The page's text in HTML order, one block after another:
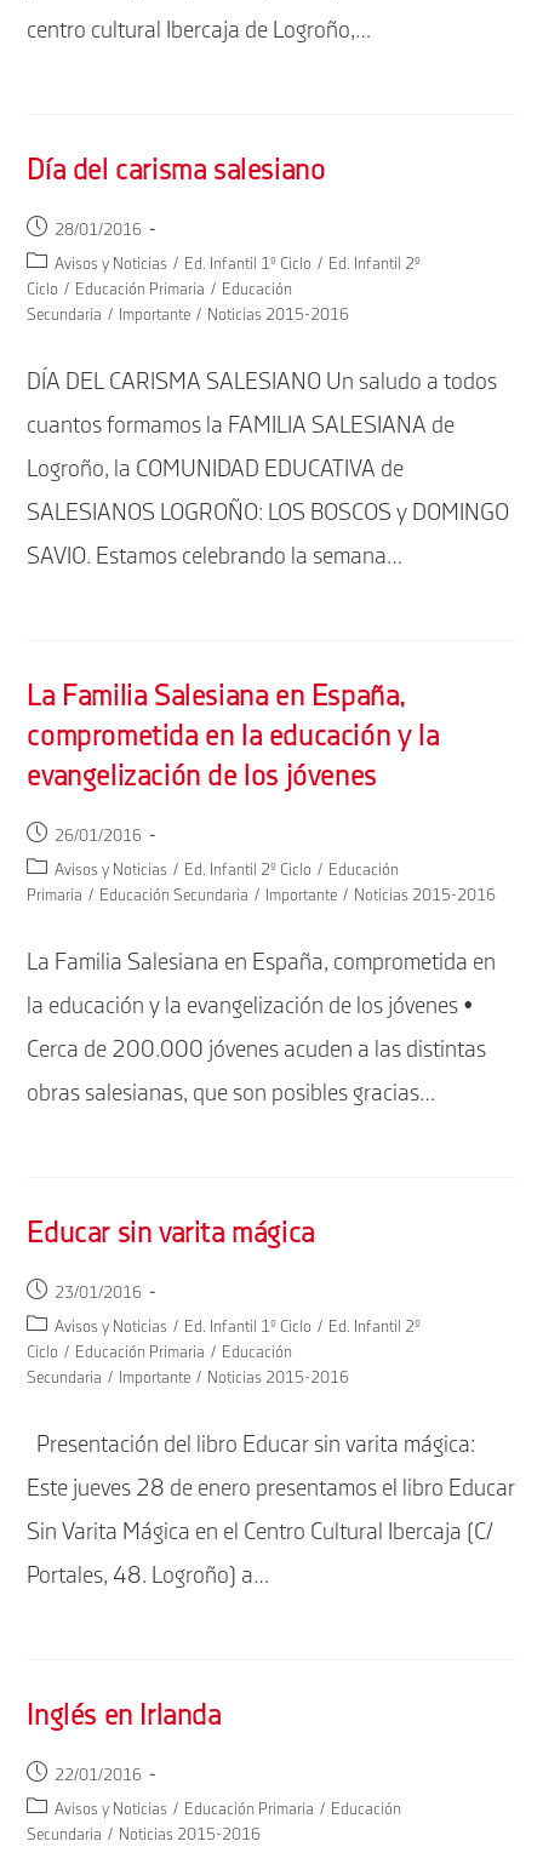
centro cultural Ibercaja de Logroño,…
Día del carisma salesiano
Publicación
de
28/01/2016
Categoría
de
la
Avisos y Noticias / Ed. Infantil 1º Ciclo / Ed. Infantil 2º
Ciclo / Educación Primaria / Educación
Secundaria / Importante / Noticias 2015-2016
DÍA DEL CARISMA SALESIANO Un saludo a todos
cuantos formamos la FAMILIA SALESIANA de
Logroño, la COMUNIDAD EDUCATIVA de
SALESIANOS LOGROÑO: LOS BOSCOS y DOMINGO
SAVIO. Estamos celebrando la semana…
La Familia Salesiana en España,
comprometida en la educación y la
evangelización de los jóvenes
Publicación
de
26/01/2016
Categoría
de
Avisos y Noticias / Ed. Infantil 2º Ciclo / Educación
Primaria / Educación Secundaria / Importante / Noticias 2015-2016
La Familia Salesiana en España, comprometida en
la educación y la evangelización de los jóvenes •
Cerca de 200.000 jóvenes acuden a las distintas
obras salesianas, que son posibles gracias…
Educar sin varita mágica
Publicación
de
23/01/2016
Categoría
de
la
Avisos y Noticias / Ed. Infantil 1º Ciclo / Ed. Infantil 2º
Ciclo / Educación Primaria / Educación
Secundaria / Importante / Noticias 2015-2016
Presentación del libro Educar sin varita mágica:
Este jueves 28 de enero presentamos el libro Educar
Sin Varita Mágica en el Centro Cultural Ibercaja (C/
Portales, 48. Logroño) a…
Inglés en Irlanda
Publicación
de
22/01/2016
Categoría
de
Avisos y Noticias / Educación Primaria / Educación
Secundaria / Noticias 2015-2016